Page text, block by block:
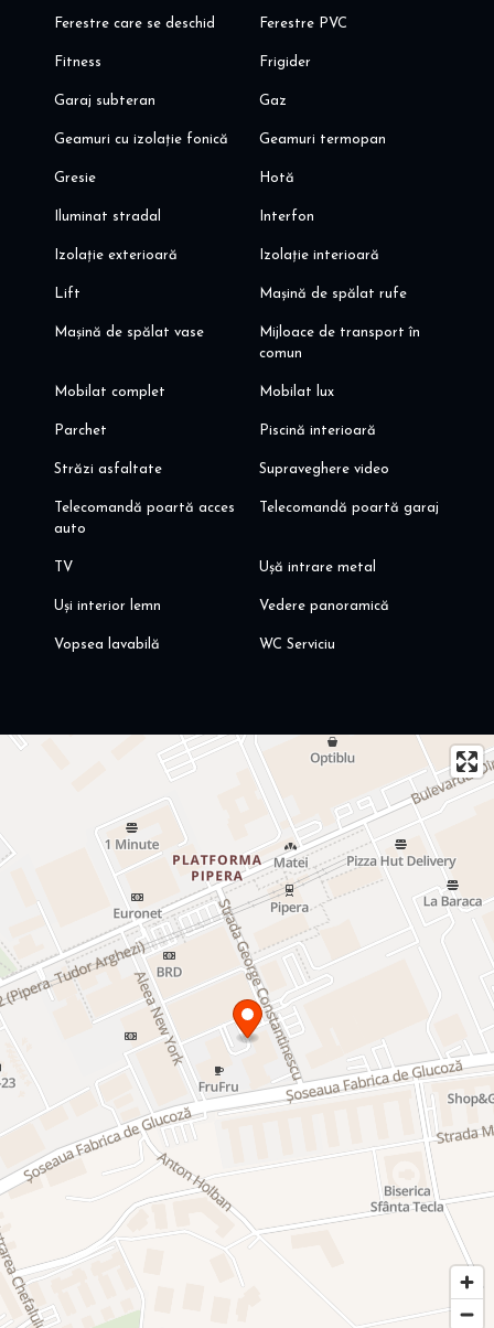
Ferestre care se deschid Ferestre PVC
Fitness Frigider
Garaj subteran Gaz
Geamuri cu izolație fonică Geamuri termopan
Gresie Hotă
Iluminat stradal Interfon
Izolație exterioară Izolație interioară
Lift Mașină de spălat rufe
Mașină de spălat vase
Mijloace de transport în
comun
Mobilat complet Mobilat lux
Parchet Piscină interioară
Străzi asfaltate Supraveghere video
Telecomandă poartă acces
auto
Telecomandă poartă garaj
TV Ușă intrare metal
Uși interior lemn Vedere panoramică
Vopsea lavabilă WC Serviciu